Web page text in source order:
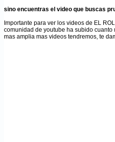
sino encuentras el video que buscas
Importante para ver los videos de EL
comunidad de youtube ha subido
mas amplia mas videos tendremos, te